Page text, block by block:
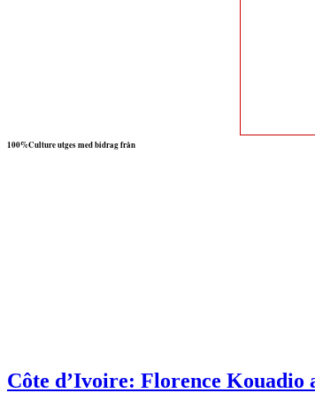
100%Culture utges med bidrag från
Côte d’Ivoire: Florence Kouadio